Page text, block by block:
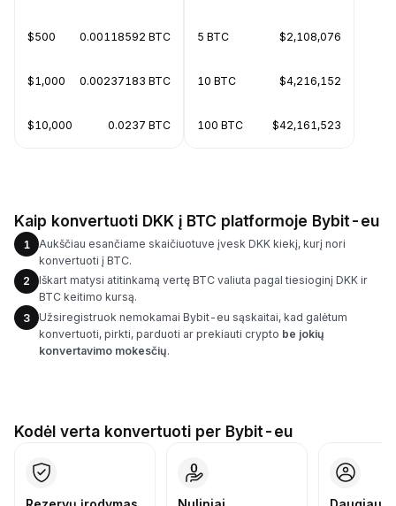
$500 0.00118592 BTC
$1,000 0.00237183 BTC
$10,000 0.0237 BTC
5 BTC $2,108,076
10 BTC $4,216,152
100 BTC $42,161,523
Kaip konvertuoti DKK į BTC platformoje Bybit-eu
1
Aukščiau esančiame skaičiuotuve įvesk DKK kiekį, kurį nori
konvertuoti į BTC.
2
Iškart matysi atitinkamą vertę BTC valiuta pagal tiesioginį DKK ir
BTC keitimo kursą.
3
Užsiregistruok nemokamai Bybit-eu sąskaitai, kad galėtum
konvertuoti, pirkti, parduoti ar prekiauti crypto be jokių
konvertavimo mokesčių.
Kodėl verta konvertuoti per Bybit-eu